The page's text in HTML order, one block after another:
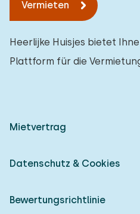
Vermieten
Heerlijke Huisjes bietet
Plattform für die
Mietvertrag
Datenschutz & Cookies
Bewertungsrichtlinie